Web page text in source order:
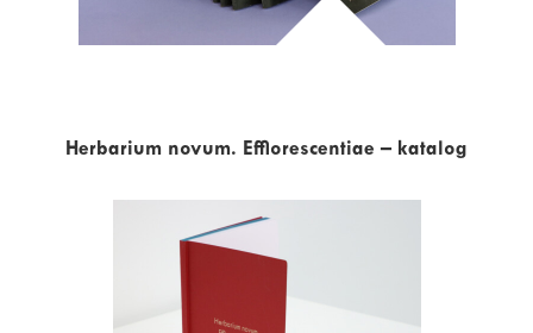
Herbarium novum. Efflorescentiae – katalog